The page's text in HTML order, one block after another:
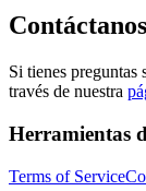
Contáctanos
Si tienes preguntas
través de nuestra
Herramientas
Terms of Service